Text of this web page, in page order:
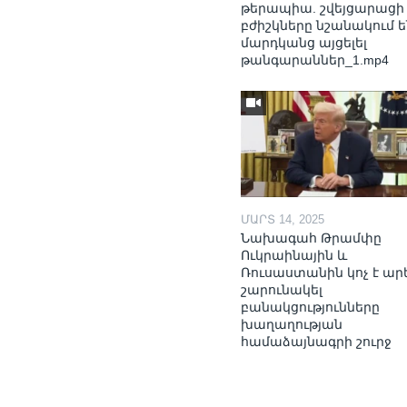
թերապիա. շվեյցարացի
բժիշկները նշանակում
մարդկանց այցելել
թանգարաններ_1.mp4
ՄԱՐՏ 14, 2025
Նախագահ Թրամփը
Ուկրաինային և
Ռուսաստանին կոչ է
շարունակել
բանակցությունները
խաղաղության
համաձայնագրի շուրջ